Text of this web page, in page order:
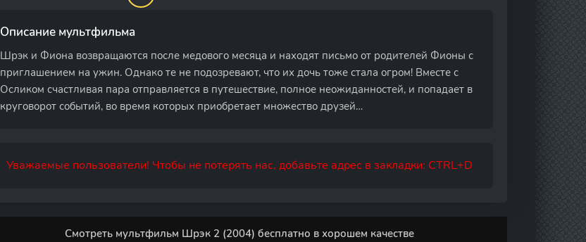
Описание мультфильма
Шрэк и Фиона возвращаются после медового месяца и находят письмо от родителей Фионы с
приглашением на ужин. Однако те не подозревают, что их дочь тоже стала огром! Вместе с
Осликом счастливая пара отправляется в путешествие, полное неожиданностей, и попадает в
круговорот событий, во время которых приобретает множество друзей…
Уважаемые пользователи! Чтобы не потерять нас, добавьте адрес в закладки: CTRL+D
Смотреть мультфильм Шрэк 2 (2004) бесплатно в хорошем качестве